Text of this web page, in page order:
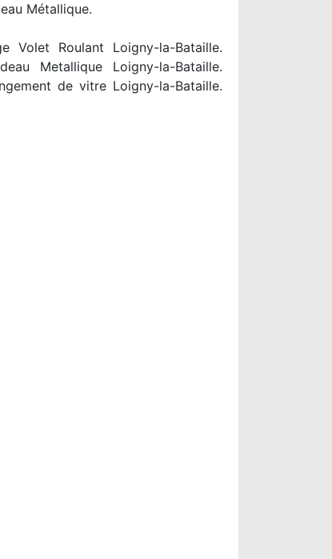
Métallique.
Volet Roulant Loigny-la-Bataille.
Metallique Loigny-la-Bataille.
de vitre Loigny-la-Bataille.